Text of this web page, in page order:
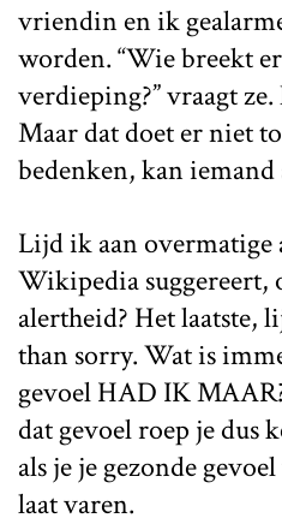
vriendin en ik
worden. “Wie breekt
verdieping?” vraagt
Maar dat doet er niet
bedenken, kan
Lijd ik aan overmatige
Wikipedia suggereert,
alertheid? Het laatste,
than sorry. Wat is
gevoel HAD IK
dat gevoel roep je dus
als je je gezonde
laat varen.